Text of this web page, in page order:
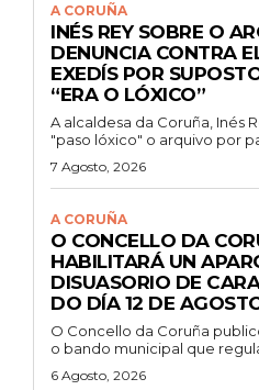
A CORUÑA
INÉS REY SOBRE O
DENUNCIA CONTRA
EXEDÍS POR
“ERA O LÓXICO”
A alcaldesa da Coruña, Inés
"paso lóxico" o arquivo por
7 Agosto, 2026
A CORUÑA
O CONCELLO DA
HABILITARÁ UN
DISUASORIO DE
DO DÍA 12 DE
O Concello da Coruña
o bando municipal que
6 Agosto, 2026